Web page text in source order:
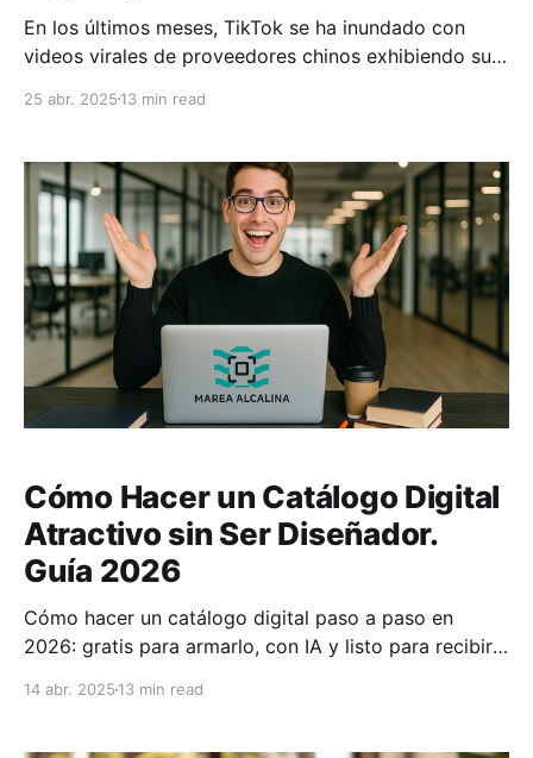
En los últimos meses, TikTok se ha inundado con
videos virales de proveedores chinos exhibiendo sus
Emprendedores de todo el mundo están tomando
descubrir artículos novedosos a precios bajísimos,
saltándose intermediarios. ¿El resultado? Una gran
oportunidad
25 abr. 2025 13 min read
Cómo Hacer un Catálogo Digital
Atractivo sin Ser Diseñador.
Guía 2026
Cómo hacer un catálogo digital paso a paso en
2026: gratis para armarlo, con IA y listo para recibir
14 abr. 2025 13 min read